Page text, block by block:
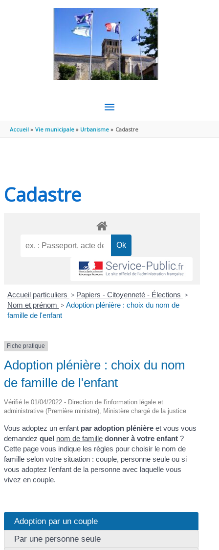
MENU
PRINCIPAL
Accueil Vie municipale Urbanisme Cadastre
Cadastre
Accueil particuliers > Papiers - Citoyenneté - Élections >
Nom et prénom > Adoption plénière : choix du nom de
famille de l'enfant
Fiche pratique
Adoption plénière : choix du nom
de famille de l'enfant
Vérifié le 01/04/2022 - Direction de l'information légale et
administrative (Première ministre), Ministère chargé de la justice
Vous adoptez un enfant par adoption plénière et vous vous
demandezquel nom de famille donner à votre enfant ?
Cette page vous indique les règles pour choisir le nom de
famille selon votre situation : couple, personne seule ou si
vous adoptez l’enfant de la personne avec laquelle vous
vivez en couple.
Adoption par un couple
Par une personne seule